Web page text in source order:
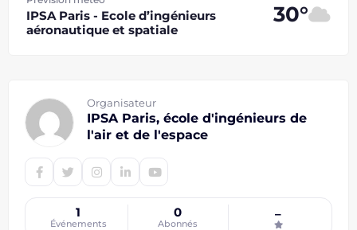
IPSA Paris - Ecole d’ingénieurs
aéronautique et spatiale
30°
Organisateur
IPSA Paris, école d'ingénieurs de
l'air et de l'espace
1
Événements
0
Abonnés
–